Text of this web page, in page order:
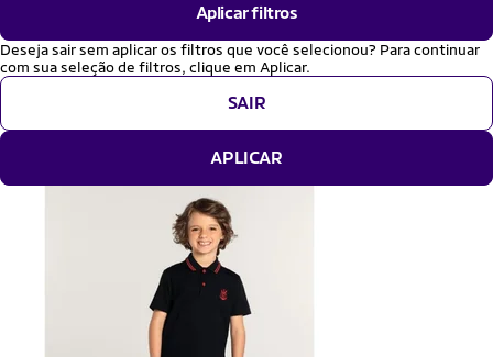
Aplicar filtros
Deseja sair sem aplicar os filtros que você selecionou? Para continuar
com sua seleção de filtros, clique em Aplicar.
SAIR
APLICAR